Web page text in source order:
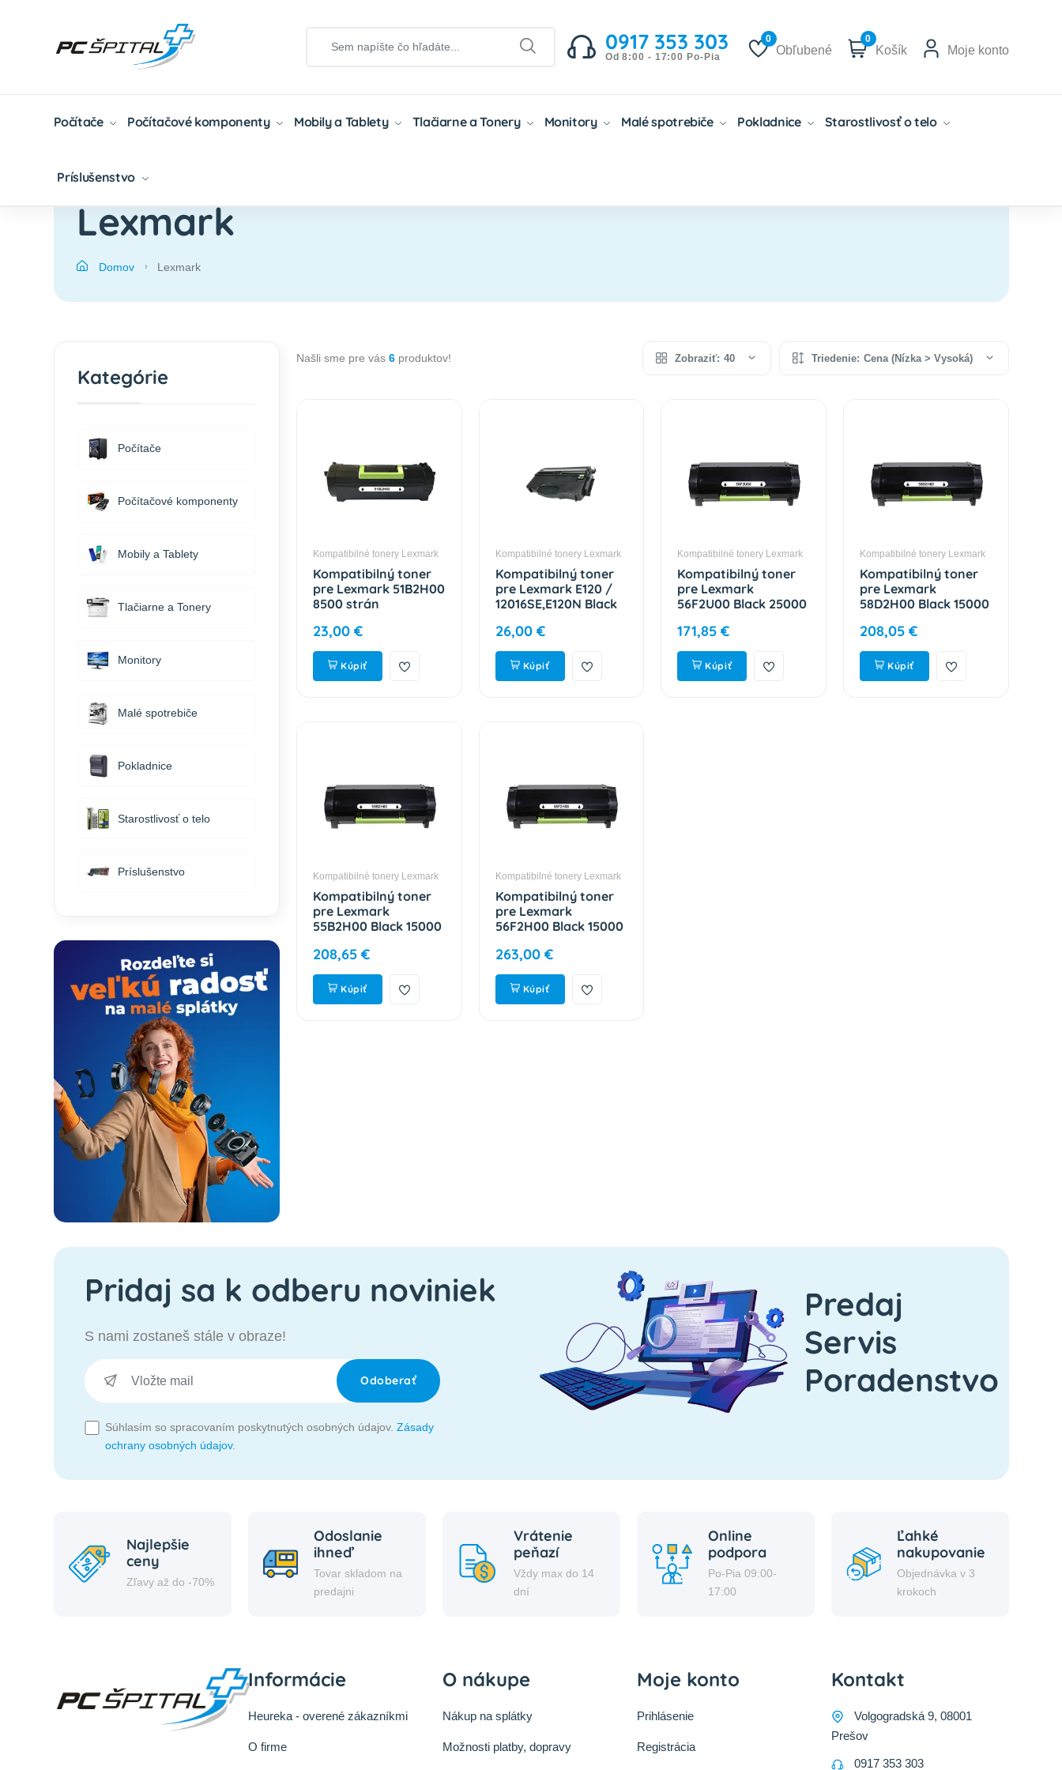
0917 353 303
Od 8:00 - 17:00 Po-Pia
0
Obľubené
0
Košík Moje konto
Počítače Počítačové komponenty Mobily a Tablety Tlačiarne a Tonery Monitory Malé spotrebiče Pokladnice Starostlivosť o telo
Príslušenstvo
Lexmark
Domov Lexmark
Našli sme pre vás 6 produktov! Zobraziť: 40 Triedenie: Cena (Nízka > Vysoká)
Kompatibilné tonery Lexmark
Kompatibilný toner
pre Lexmark 51B2H00
8500 strán
23,00 €
Kúpiť
Kompatibilné tonery Lexmark
Kompatibilný toner
pre Lexmark E120 /
12016SE,E120N Black
26,00 €
Kúpiť
Kompatibilné tonery Lexmark
Kompatibilný toner
pre Lexmark
56F2U00 Black 25000
171,85 €
Kúpiť
Kompatibilné tonery Lexmark
Kompatibilný toner
pre Lexmark
58D2H00 Black 15000
208,05 €
Kúpiť
Kompatibilné tonery Lexmark
Kompatibilný toner
pre Lexmark
55B2H00 Black 15000
208,65 €
Kúpiť
Kompatibilné tonery Lexmark
Kompatibilný toner
pre Lexmark
56F2H00 Black 15000
263,00 €
Kúpiť
Kategórie
Počítače
Počítačové komponenty
Mobily a Tablety
Tlačiarne a Tonery
Monitory
Malé spotrebiče
Pokladnice
Starostlivosť o telo
Príslušenstvo
Pridaj sa k odberu noviniek
S nami zostaneš stále v obraze!
Odoberať
Súhlasím so spracovaním poskytnutých osobných údajov. Zásady
ochrany osobných údajov.
Predaj
Servis
Poradenstvo
Najlepšie
ceny
Zľavy až do -70%
Odoslanie
ihneď
Tovar skladom na
predajni
Vrátenie
peňazí
Vždy max do 14
dní
Online
podpora
Po-Pia 09:00-
17:00
Ľahké
nakupovanie
Objednávka v 3
krokoch
Informácie
Heureka - overené zákazníkmi
O firme
O nákupe
Nákup na splátky
Možnosti platby, dopravy
Moje konto
Prihlásenie
Registrácia
Kontakt
Volgogradská 9, 08001
Prešov
0917 353 303